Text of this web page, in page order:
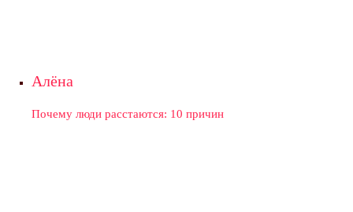
Алёна
Почему люди расстаются: 10 причин